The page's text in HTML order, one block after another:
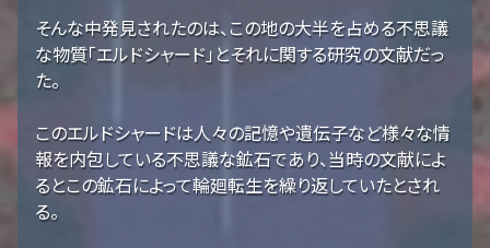
そんな中発見されたのは、この地の大半を占める不思議
な物質「エルドシャード」とそれに関する研究の文献だっ
た。
このエルドシャードは人々の記憶や遺伝子など様々な情
報を内包している不思議な鉱石であり、当時の文献によ
るとこの鉱石によって輪廻転生を繰り返していたとされ
る。